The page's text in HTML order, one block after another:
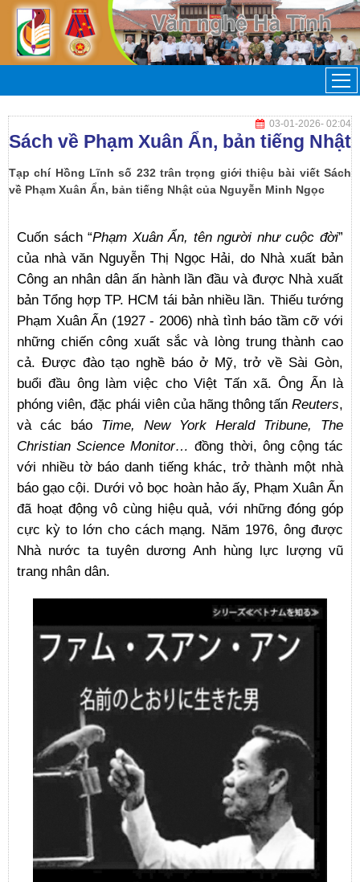
03-01-2026- 02:04
Sách về Phạm Xuân Ẩn, bản tiếng Nhật
Tạp chí Hồng Lĩnh số 232 trân trọng giới thiệu bài viết Sách
về Phạm Xuân Ẩn, bản tiếng Nhật của Nguyễn Minh Ngọc
Cuốn sách “Phạm Xuân Ẩn, tên người như cuộc đời”
của nhà văn Nguyễn Thị Ngọc Hải, do Nhà xuất bản
Công an nhân dân ấn hành lần đầu và được Nhà xuất
bản Tổng hợp TP. HCM tái bản nhiều lần. Thiếu tướng
Phạm Xuân Ẩn (1927 - 2006) nhà tình báo tầm cỡ với
những chiến công xuất sắc và lòng trung thành cao
cả. Được đào tạo nghề báo ở Mỹ, trở về Sài Gòn,
buổi đầu ông làm việc cho Việt Tấn xã. Ông Ẩn là
phóng viên, đặc phái viên của hãng thông tấn Reuters,
và các báo Time, New York Herald Tribune, The
Christian Science Monitor… đồng thời, ông cộng tác
với nhiều tờ báo danh tiếng khác, trở thành một nhà
báo gạo cội. Dưới vỏ bọc hoàn hảo ấy, Phạm Xuân Ẩn
đã hoạt động vô cùng hiệu quả, với những đóng góp
cực kỳ to lớn cho cách mạng. Năm 1976, ông được
Nhà nước ta tuyên dương Anh hùng lực lượng vũ
trang nhân dân.